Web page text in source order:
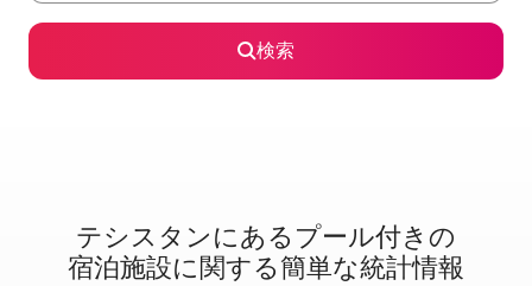
検索
テシスタンに⁠あ⁠るプ⁠ー⁠ル⁠付⁠き⁠の
宿⁠泊⁠施⁠設⁠に関⁠す⁠る簡⁠単⁠な統⁠計⁠情⁠報